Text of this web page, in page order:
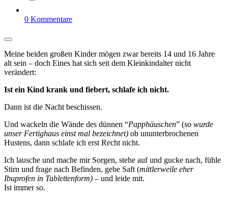
0 Kommentare
Meine beiden großen Kinder mögen zwar bereits 14 und 16 Jahre
alt sein – doch Eines hat sich seit dem Kleinkindalter nicht
verändert:
Ist ein Kind krank und fiebert, schlafe ich nicht.
Dann ist die Nacht beschissen.
Und wackeln die Wände des dünnen “Papphäuschen” (so wurde
unser Fertighaus einst mal bezeichnet) ob ununterbrochenen
Hustens, dann schlafe ich erst Recht nicht.
Ich lausche und mache mir Sorgen, stehe auf und gucke nach, fühle
Stirn und frage nach Befinden, gebe Saft (mittlerweile eher
Ibuprofen in Tablettenform) – und leide mit.
Ist immer so.